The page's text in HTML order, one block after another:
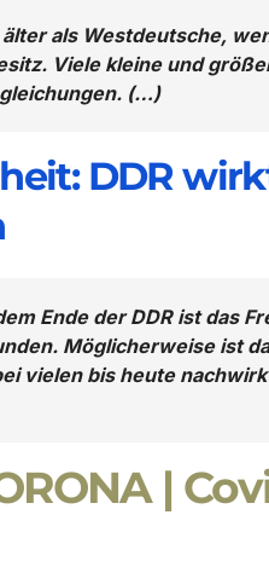
als Westdeutsche,
Viele kleine und
(…)
DDR
Ende der DDR ist das
Möglicherweise ist
vielen bis heute
|